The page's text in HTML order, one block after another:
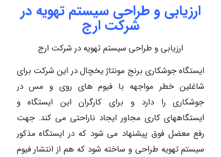
ارزیابی و طراحی سیستم تهویه در
شرکت ارج
ارزیابی و طراحی سیستم تهویه در شرکت ارج
ایستگاه جوشکاری برنج مونتاژ یخچال در این شرکت برای
شاغلین خطر مواجهه با فیوم های روی و مس در
جوشکاری را دارد و برای کارگران این ایستگاه و
ایستگاههای کاری مجاور ایجاد ناراحتی می کند. جهت
رفع معضل فوق پیشنهاد می شود که در ایستگاه مذکور
سیستم تهویه طراحی و ساخته شود که هم از انتشار فیوم